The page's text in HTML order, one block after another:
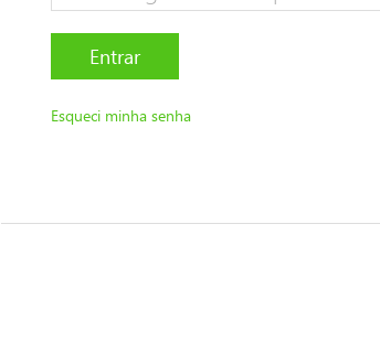
Entrar
Esqueci minha senha